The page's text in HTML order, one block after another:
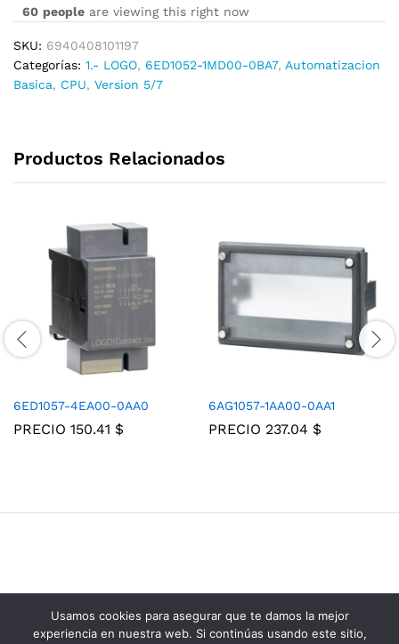
60 people are viewing this right now
SKU: 6940408101197
Categorías: 1.- LOGO, 6ED1052-1MD00-0BA7, Automatizacion
Basica, CPU, Version 5/7
Productos Relacionados
6ED1057-4EA00-0AA0
PRECIO 150.41 $
6AG1057-1AA00-0AA1
PRECIO 237.04 $
Grupo Consolidados de Electricos © 2025
Usamos cookies para asegurar que te damos la mejor
experiencia en nuestra web. Si continúas usando este sitio,